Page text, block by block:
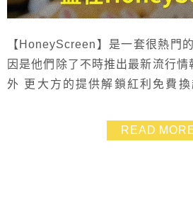
【HoneyScreen】是一套很熱門
因是他們除了不時推出最新流行情
外 更大方的提供解鎖紅利免費
有) 免費下載安裝在手機.註冊成功
都能累積紅利 小資省錢APP.一
READ